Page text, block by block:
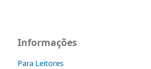
Informações
Para Leitores